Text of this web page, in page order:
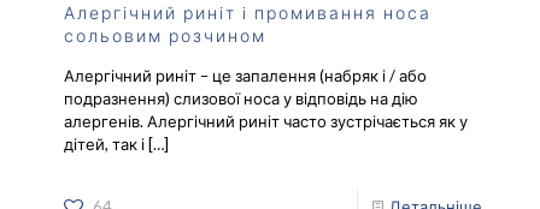
Алергічний риніт і промивання носа
сольовим розчином
Алергічний риніт – це запалення (набряк і / або
подразнення) слизової носа у відповідь на дію
алергенів. Алергічний риніт часто зустрічається як у
дітей, так і […]